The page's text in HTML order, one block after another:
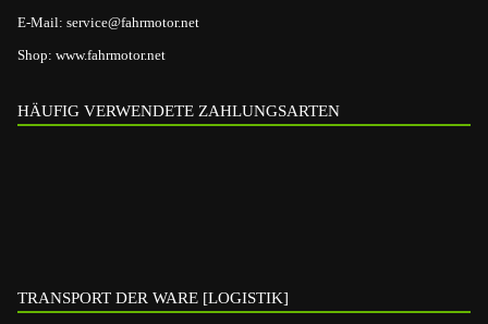
E-Mail: service@fahrmotor.net
Shop: www.fahrmotor.net
HÄUFIG VERWENDETE ZAHLUNGSARTEN
TRANSPORT DER WARE [LOGISTIK]